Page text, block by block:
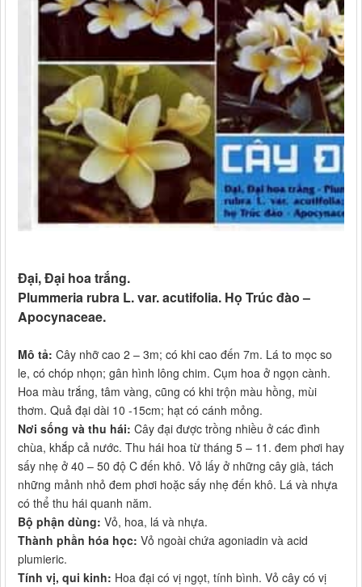
Đại, Đại hoa trắng.
Plummeria rubra L. var. acutifolia. Họ Trúc đào –
Apocynaceae.
Mô tả: Cây nhỡ cao 2 – 3m; có khi cao đến 7m. Lá to mọc so
le, có chóp nhọn; gân hình lông chim. Cụm hoa ở ngọn cành.
Hoa màu trắng, tâm vàng, cũng có khi trộn màu hồng, mùi
thơm. Quả đại dài 10 -15cm; hạt có cánh mỏng.
Nơi sống và thu hái: Cây đại được trồng nhiều ở các đình
chùa, khắp cả nước. Thu hái hoa từ tháng 5 – 11. đem phơi hay
sấy nhẹ ở 40 – 50 độ C đến khô. Vỏ lấy ở những cây già, tách
những mảnh nhỏ đem phơi hoặc sấy nhẹ đến khô. Lá và nhựa
có thể thu hái quanh năm.
Bộ phận dùng: Vỏ, hoa, lá và nhựa.
Thành phần hóa học: Vỏ ngoài chứa agoniadin và acid
plumieric.
Tính vị, qui kinh: Hoa đại có vị ngọt, tính bình. Vỏ cây có vị